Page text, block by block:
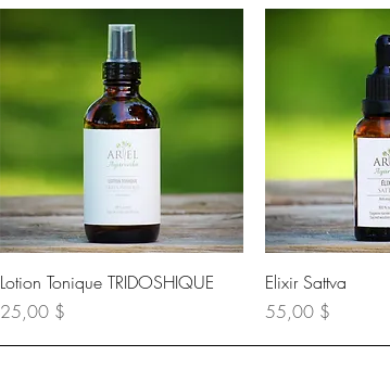
Aperçu rapide
Lotion Tonique TRIDOSHIQUE
Prix
25,00 $
Aperçu
Elixir Sattva
Prix
55,00 $